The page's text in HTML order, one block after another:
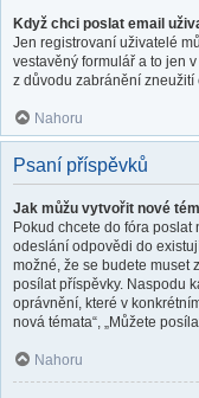
Když chci poslat email
Jen registrovaní uživatelé
vestavěný formulář a to jen
z důvodu zabránění
Nahoru
Psaní příspěvků
Jak můžu vytvořit nové
Pokud chcete do fóra poslat
odeslání odpovědi do
možné, že se budete muset
posílat příspěvky. Naspodu
oprávnění, které v
nová témata“, „Můžete
Nahoru